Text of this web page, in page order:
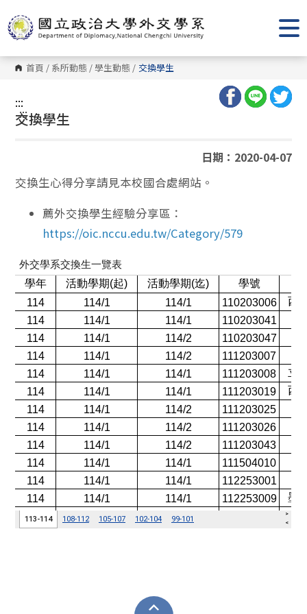
到
主
要
內
容
區 首頁 / 系所動態 /學生動態 / 交換學生
:::
:::
交換學生
日期：2020-04-07
交換生心得分享請見本校國合處網站。
薦外交換學生經驗分享區：
https://oic.nccu.edu.tw/Category/579